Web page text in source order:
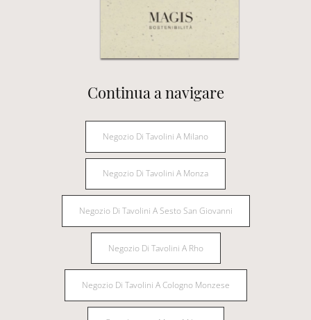
Continua a navigare
Negozio Di Tavolini A Milano
Negozio Di Tavolini A Monza
Negozio Di Tavolini A Sesto San Giovanni
Negozio Di Tavolini A Rho
Negozio Di Tavolini A Cologno Monzese